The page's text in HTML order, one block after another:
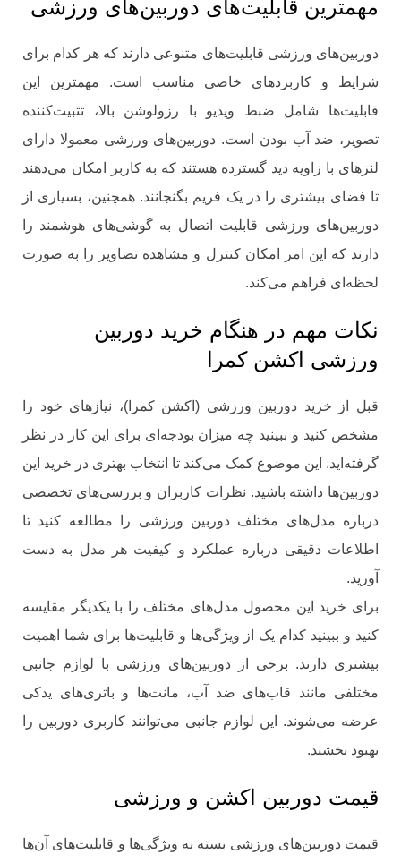
مهمترین قابلیت‌های دوربین‌های ورزشی
دوربین‌های ورزشی قابلیت‌های متنوعی دارند که هر کدام برای
شرایط و کاربردهای خاصی مناسب است. مهمترین این
قابلیت‌ها شامل ضبط ویدیو با رزولوشن بالا، تثبیت‌کننده
تصویر، ضد آب بودن است. دوربین‌های ورزشی معمولا دارای
لنزهای با زاویه دید گسترده هستند که به کاربر امکان می‌دهند
تا فضای بیشتری را در یک فریم بگنجانند. همچنین، بسیاری از
دوربین‌های ورزشی قابلیت اتصال به گوشی‌های هوشمند را
دارند که این امر امکان کنترل و مشاهده تصاویر را به صورت
لحظه‌ای فراهم می‌کند.
نکات مهم در هنگام خرید دوربین
ورزشی اکشن کمرا
قبل از خرید دوربین ورزشی (اکشن کمرا)، نیازهای خود را
مشخص کنید و ببینید چه میزان بودجه‌ای برای این کار در نظر
گرفته‌اید. این موضوع کمک می‌کند تا انتخاب بهتری در خرید این
دوربین‌ها داشته باشید. نظرات کاربران و بررسی‌های تخصصی
درباره مدل‌های مختلف دوربین ورزشی را مطالعه کنید تا
اطلاعات دقیقی درباره عملکرد و کیفیت هر مدل به دست
آورید.
برای خرید این محصول مدل‌های مختلف را با یکدیگر مقایسه
کنید و ببینید کدام یک از ویژگی‌ها و قابلیت‌ها برای شما اهمیت
بیشتری دارند. برخی از دوربین‌های ورزشی با لوازم جانبی
مختلفی مانند قاب‌های ضد آب، مانت‌ها و باتری‌های یدکی
عرضه می‌شوند. این لوازم جانبی می‌توانند کاربری دوربین را
بهبود بخشند.
قیمت دوربین اکشن و ورزشی
قیمت دوربین‌های ورزشی بسته به ویژگی‌ها و قابلیت‌های آن‌ها